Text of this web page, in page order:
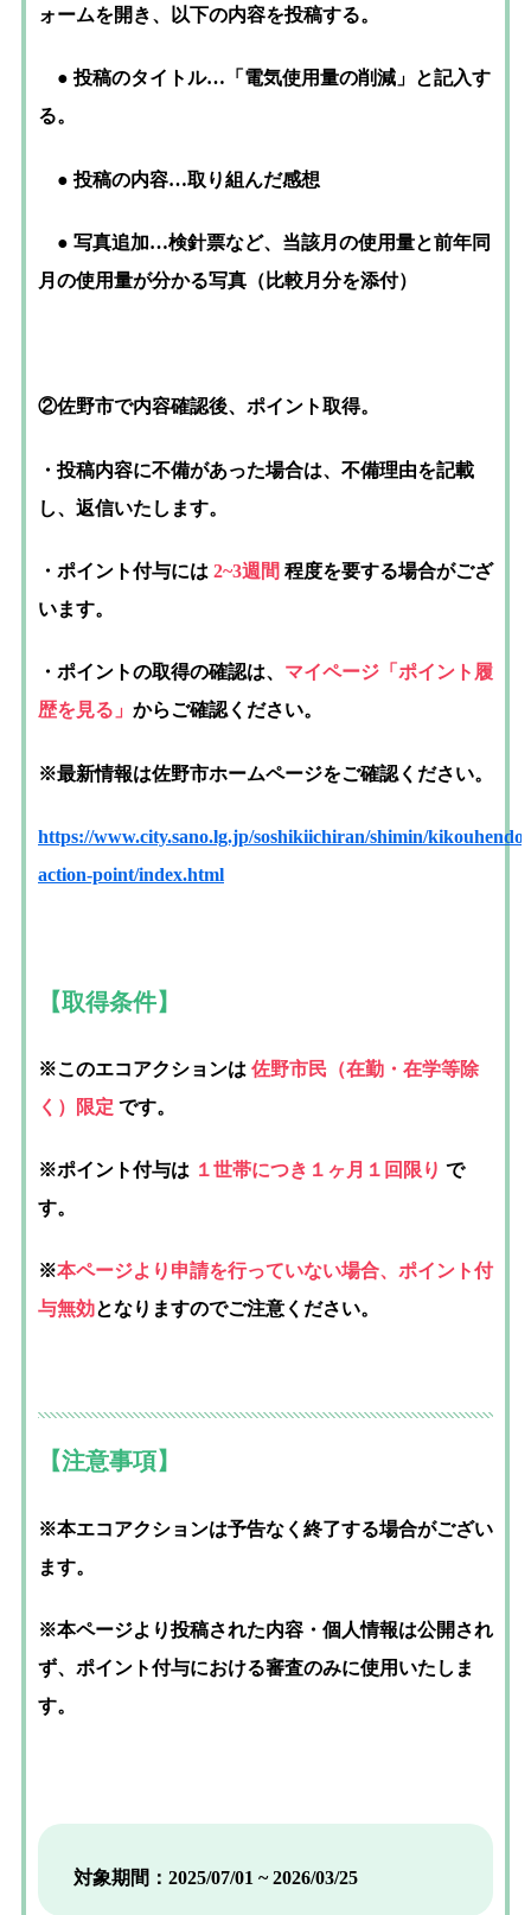
ォームを開き、以下の内容を投稿する。
● 投稿のタイトル…「電気使用量の削減」と記入す
る。
● 投稿の内容…取り組んだ感想
● 写真追加…検針票など、当該月の使用量と前年同
月の使用量が分かる写真（比較月分を添付）
②佐野市で内容確認後、ポイント取得。
・投稿内容に不備があった場合は、不備理由を記載
し、返信いたします。
・ポイント付与には 2~3週間 程度を要する場合がござ
います。
・ポイントの取得の確認は、 マイページ「ポイント履
歴を見る」 からご確認ください。
※最新情報は佐野市ホームページをご確認ください。
https://www.city.sano.lg.jp/soshikiichiran/shimin/
action-point/index.html
【取得条件】
※このエコアクションは 佐野市民 （在勤・在学等除
く）
限定 です。
※ポイント付与は １世帯につき１ヶ月１回限り で
す。
※本ページより申請を行っていない場合、ポイント付
与無効となりますのでご注意ください。
【注意事項】
※本エコアクションは予告なく終了する場合がござい
ます。
※本ページより投稿された内容・個人情報は公開され
ず、ポイント付与における審査のみに使用いたしま
す。
対象期間：2025/07/01 ~ 2026/03/25